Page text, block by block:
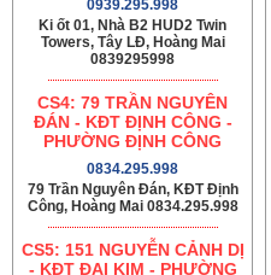
0939.295.998
Ki ốt 01, Nhà B2 HUD2 Twin
Towers, Tây LĐ, Hoàng Mai
0839295998
CS4: 79 TRẦN NGUYÊN
ĐÁN - KĐT ĐỊNH CÔNG -
PHƯỜNG ĐỊNH CÔNG
0834.295.998
79 Trần Nguyên Đán, KĐT Định
Công, Hoàng Mai 0834.295.998
CS5: 151 NGUYỄN CẢNH DỊ
- KĐT ĐẠI KIM - PHƯỜNG